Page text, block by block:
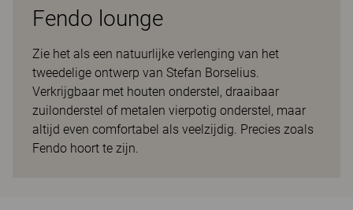
Fendo lounge
Zie het als een natuurlijke verlenging van het
tweedelige ontwerp van Stefan Borselius.
Verkrijgbaar met houten onderstel, draaibaar
zuilonderstel of metalen vierpotig onderstel, maar
altijd even comfortabel als veelzijdig. Precies zoals
Fendo hoort te zijn.